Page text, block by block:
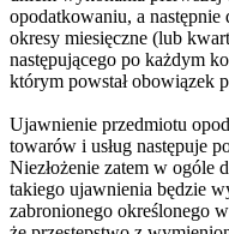
opodatkowaniu, a następnie
okresy miesięczne (lub
następującego po każdym
którym powstał obowiązek
Ujawnienie przedmiotu
towarów i usług następuje
Niezłożenie zatem w ogóle
takiego ujawnienia będzie
zabronionego określonego